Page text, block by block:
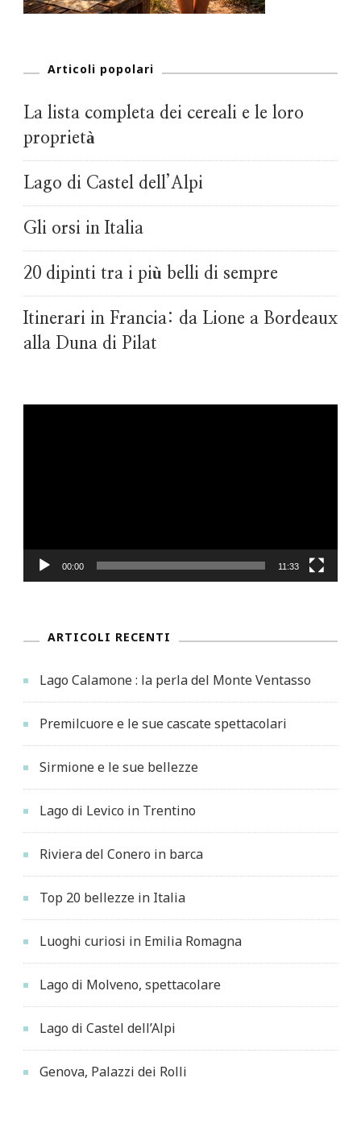
Articoli popolari
La lista completa dei cereali e le loro
proprietà
Lago di Castel dell’Alpi
Gli orsi in Italia
20 dipinti tra i più belli di sempre
Itinerari in Francia: da Lione a Bordeaux
alla Duna di Pilat
00:00 11:33
ARTICOLI RECENTI
Lago Calamone : la perla del Monte Ventasso
Premilcuore e le sue cascate spettacolari
Sirmione e le sue bellezze
Lago di Levico in Trentino
Riviera del Conero in barca
Top 20 bellezze in Italia
Luoghi curiosi in Emilia Romagna
Lago di Molveno, spettacolare
Lago di Castel dell’Alpi
Genova, Palazzi dei Rolli